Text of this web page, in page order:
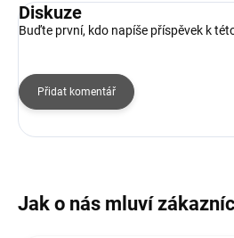
Diskuze
Buďte první, kdo napíše příspěvek k
Přidat komentář